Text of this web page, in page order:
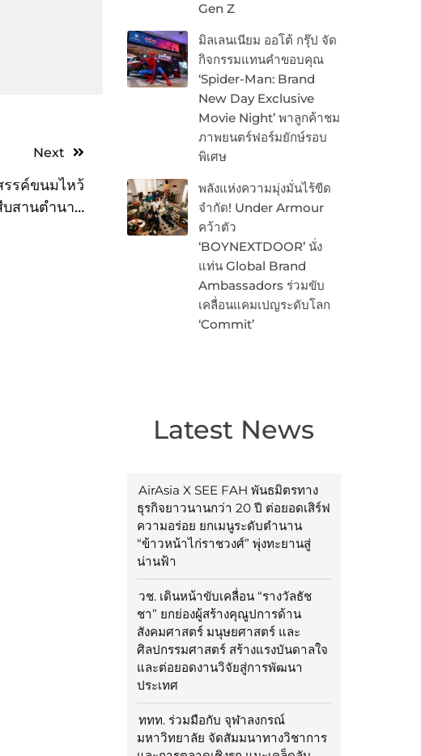
Gen Z
มิลเลนเนียม ออโต้ กรุ๊ป จัด
กิจกรรมแทนคำขอบคุณ
‘Spider-Man: Brand
New Day Exclusive
Movie Night’ พาลูกค้าชม
ภาพยนตร์ฟอร์มยักษ์รอบ
พิเศษ
พลังแห่งความมุ่งมั่นไร้ขีด
จำกัด! Under Armour
คว้าตัว
‘BOYNEXTDOOR’ นั่ง
แท่น Global Brand
Ambassadors ร่วมขับ
เคลื่อนแคมเปญระดับโลก
‘Commit’
Latest News
AirAsia X SEE FAH พันธมิตรทาง
ธุรกิจยาวนานกว่า 20 ปี ต่อยอดเสิร์ฟ
ความอร่อย ยกเมนูระดับตำนาน
“ข้าวหน้าไก่ราชวงศ์” พุ่งทะยานสู่
น่านฟ้า
วช. เดินหน้าขับเคลื่อน “รางวัลธัช
ชา” ยกย่องผู้สร้างคุณูปการด้าน
สังคมศาสตร์ มนุษยศาสตร์ และ
ศิลปกรรมศาสตร์ สร้างแรงบันดาลใจ
และต่อยอดงานวิจัยสู่การพัฒนา
ประเทศ
ททท. ร่วมมือกับ จุฬาลงกรณ์
มหาวิทยาลัย จัดสัมมนาทางวิชาการ
Next
รรค์ขนมไหว้
สานตำนาน